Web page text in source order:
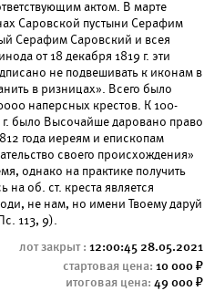
актом. В марте
Саровской пустыни Серафим
Серафим Саровский и всея
от 18 декабря 1819 г. эти
не подвешивать к иконам в
в ризницах». Всего было
наперсных крестов. К 100-
было Высочайше даровано право
года иереям и епископам
своего происхождения»
однако на практике получить
об. ст. креста является
не нам, но имени Твоему даруй
113, 9).
12:00:45 28.05.2021
10 000
49 000